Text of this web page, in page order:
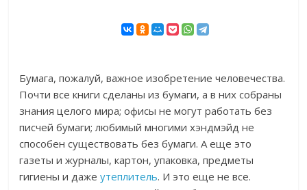
Бумага, пожалуй, важное изобретение человечества.
Почти все книги сделаны из бумаги, а в них собраны
знания целого мира; офисы не могут работать без
писчей бумаги; любимый многими хэндмэйд не
способен существовать без бумаги. А еще это
газеты и журналы, картон, упаковка, предметы
гигиены и дажеутеплитель. И это еще не все.